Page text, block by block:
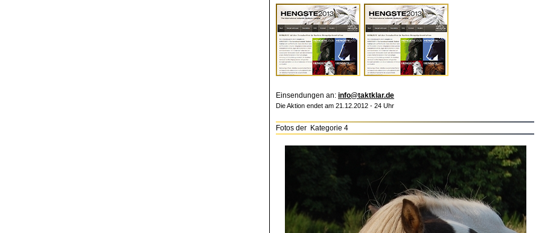
Einsendungen an: info@taktklar.de
Die Aktion endet am 21.12.2012 - 24 Uhr
Fotos der Kategorie 4